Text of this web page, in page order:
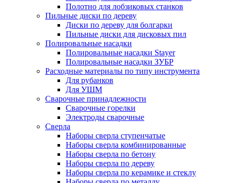
Полотно для лобзиковых станков
Пильные диски по дереву
Диски по дереву для болгарки
Пильные диски для дисковых пил
Полировальные насадки
Полировальные насадки Stayer
Полировальные насадки ЗУБР
Расходные материалы по типу инструмента
Для рубанков
Для УШМ
Сварочные принадлежности
Сварочные горелки
Электроды сварочные
Сверла
Наборы cверла ступенчатые
Наборы сверла комбинированные
Наборы сверла по бетону
Наборы сверла по дереву
Наборы сверла по керамике и стеклу